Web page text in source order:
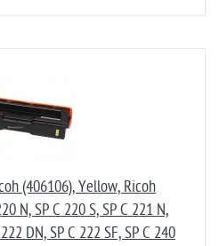
(406106), Yellow, Ricoh
N, SP C 220 S, SP C 221 N,
DN, SP C 222 SF, SP C 240